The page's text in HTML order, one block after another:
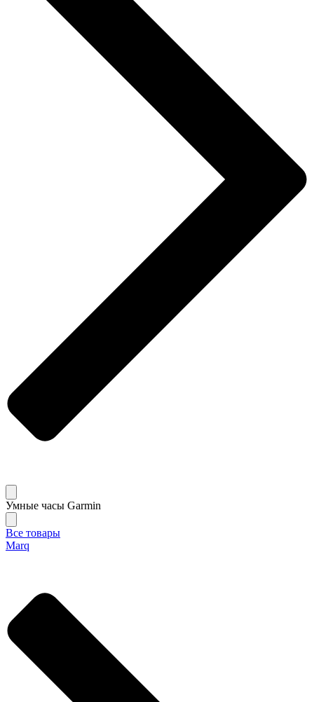
Умные часы Garmin
Все товары
Marq